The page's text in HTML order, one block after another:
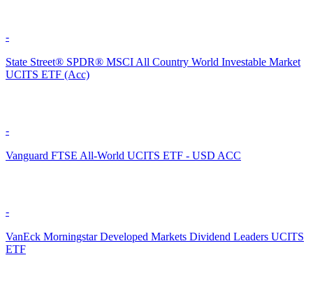
-
State Street® SPDR® MSCI All Country World Investable Market
UCITS ETF (Acc)
-
Vanguard FTSE All-World UCITS ETF - USD ACC
-
VanEck Morningstar Developed Markets Dividend Leaders UCITS
ETF